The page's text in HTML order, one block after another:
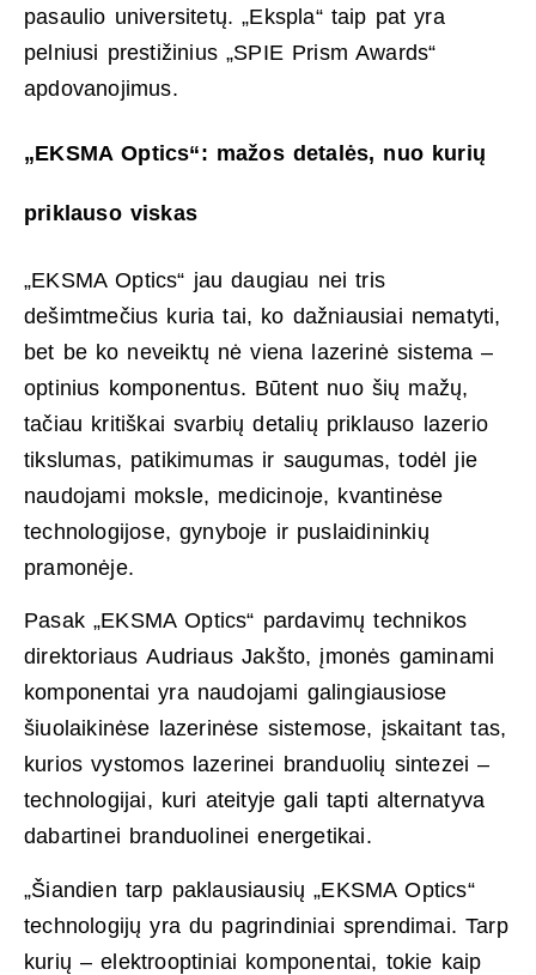
pasaulio universitetų. „Ekspla“ taip pat yra
pelniusi prestižinius „SPIE Prism Awards“
apdovanojimus.
„EKSMA Optics“: mažos detalės, nuo kurių
priklauso viskas
„EKSMA Optics“ jau daugiau nei tris
dešimtmečius kuria tai, ko dažniausiai nematyti,
bet be ko neveiktų nė viena lazerinė sistema –
optinius komponentus. Būtent nuo šių mažų,
tačiau kritiškai svarbių detalių priklauso lazerio
tikslumas, patikimumas ir saugumas, todėl jie
naudojami moksle, medicinoje, kvantinėse
technologijose, gynyboje ir puslaidininkių
pramonėje.
Pasak „EKSMA Optics“ pardavimų technikos
direktoriaus Audriaus Jakšto, įmonės gaminami
komponentai yra naudojami galingiausiose
šiuolaikinėse lazerinėse sistemose, įskaitant tas,
kurios vystomos lazerinei branduolių sintezei –
technologijai, kuri ateityje gali tapti alternatyva
dabartinei branduolinei energetikai.
„Šiandien tarp paklausiausių „EKSMA Optics“
technologijų yra du pagrindiniai sprendimai. Tarp
kurių – elektrooptiniai komponentai, tokie kaip